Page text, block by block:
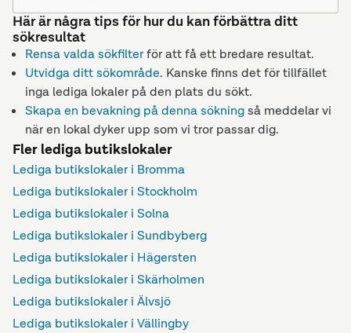
Här är några tips för hur du kan förbättra ditt
sökresultat
Rensa valda sökfilterför att få ett bredare resultat.
Utvidga ditt sökområde. Kanske finns det för tillfället
inga lediga lokaler på den plats du sökt.
Skapa en bevakning på denna sökningså meddelar vi
när en lokal dyker upp som vi tror passar dig.
Fler lediga butikslokaler
Lediga butikslokaler i Bromma
Lediga butikslokaler i Stockholm
Lediga butikslokaler i Solna
Lediga butikslokaler i Sundbyberg
Lediga butikslokaler i Hägersten
Lediga butikslokaler i Skärholmen
Lediga butikslokaler i Älvsjö
Lediga butikslokaler i Vällingby